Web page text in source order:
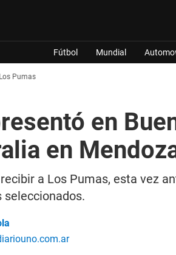
Fútbol Mundial
Los Pumas
en
en
a Los Pumas, esta vez